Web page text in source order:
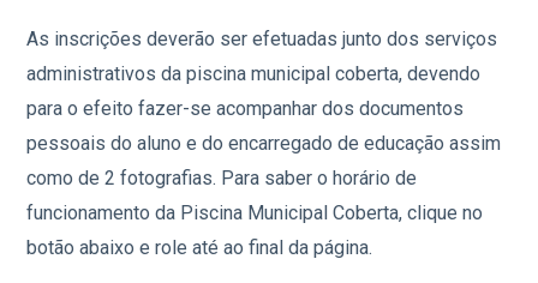
As inscrições deverão ser efetuadas junto dos serviços
administrativos da piscina municipal coberta, devendo
para o efeito fazer-se acompanhar dos documentos
pessoais do aluno e do encarregado de educação assim
como de 2 fotografias. Para saber o horário de
funcionamento da Piscina Municipal Coberta, clique no
botão abaixo e role até ao final da página.